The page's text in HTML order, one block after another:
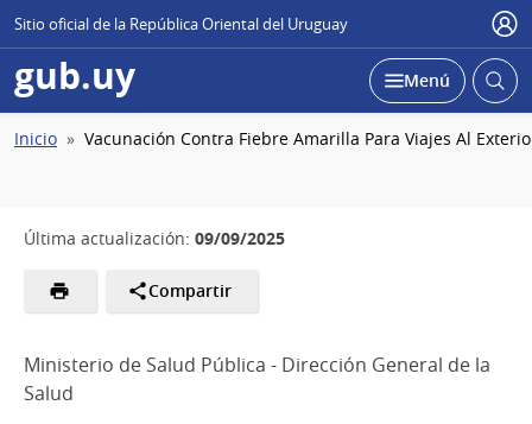
Sitio oficial de la República Oriental del Uruguay
gub.uy Desplegar
Menú Abrir
Ruta
Inicio Vacunación Contra Fiebre Amarilla Para Viajes Al
Última actualización: 09/09/2025
Compartir
Ministerio de Salud Pública - Dirección General de la
Salud